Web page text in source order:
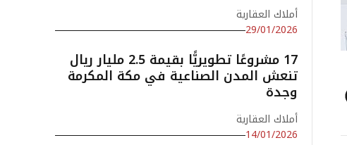
أملاك العقارية
29/01/2026
17 مشروعًا تطويريًّا بقيمة 2.5 مليار ريال
تنعش المدن الصناعية في مكة المكرمة
وجدة
أملاك العقارية
14/01/2026